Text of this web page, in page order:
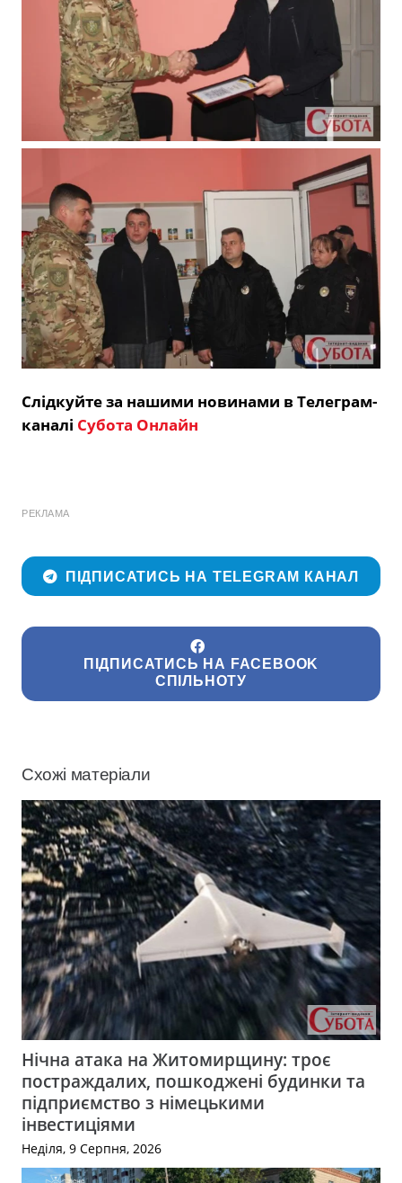
Слідкуйте за нашими новинами в Телеграм-
каналі Субота Онлайн
РЕКЛАМА
ПІДПИСАТИСЬ НА TELEGRAM КАНАЛ
ПІДПИСАТИСЬ НА FACEBOOK
СПІЛЬНОТУ
Схожі матеріали
Нічна атака на Житомирщину: троє
постраждалих, пошкоджені будинки та
підприємство з німецькими
інвестиціями
Неділя, 9 Серпня, 2026